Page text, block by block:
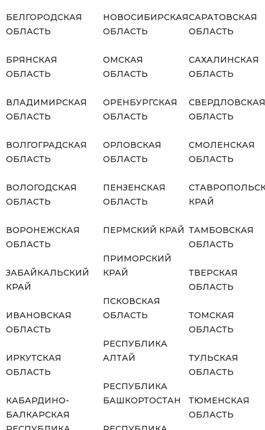
БЕЛГОРОДСКАЯ
ОБЛАСТЬ
БРЯНСКАЯ
ОБЛАСТЬ
ВЛАДИМИРСКАЯ
ОБЛАСТЬ
ВОЛГОГРАДСКАЯ
ОБЛАСТЬ
ВОЛОГОДСКАЯ
ОБЛАСТЬ
ВОРОНЕЖСКАЯ
ОБЛАСТЬ
ЗАБАЙКАЛЬСКИЙ
КРАЙ
ИВАНОВСКАЯ
ОБЛАСТЬ
ИРКУТСКАЯ
ОБЛАСТЬ
КАБАРДИНО-
БАЛКАРСКАЯ
НОВОСИБИРСКАЯ
ОБЛАСТЬ
ОМСКАЯ
ОБЛАСТЬ
ОРЕНБУРГСКАЯ
ОБЛАСТЬ
ОРЛОВСКАЯ
ОБЛАСТЬ
ПЕНЗЕНСКАЯ
ОБЛАСТЬ
ПЕРМСКИЙ КРАЙ
ПРИМОРСКИЙ
КРАЙ
ПСКОВСКАЯ
ОБЛАСТЬ
РЕСПУБЛИКА
АЛТАЙ
РЕСПУБЛИКА
БАШКОРТОСТАН
САРАТОВСКАЯ
ОБЛАСТЬ
САХАЛИНСКАЯ
ОБЛАСТЬ
СВЕРДЛОВСКАЯ
ОБЛАСТЬ
СМОЛЕНСКАЯ
ОБЛАСТЬ
КРАЙ
ТАМБОВСКАЯ
ОБЛАСТЬ
ТВЕРСКАЯ
ОБЛАСТЬ
ТОМСКАЯ
ОБЛАСТЬ
ТУЛЬСКАЯ
ОБЛАСТЬ
ТЮМЕНСКАЯ
ОБЛАСТЬ